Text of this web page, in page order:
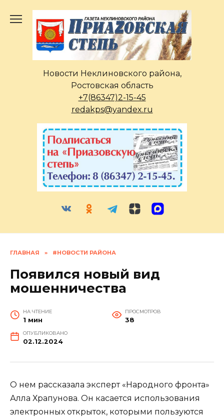
содержанию
Новости Неклиновского района,
Ростовская область
+7(86347)2-15-45
redakps@yandex.ru
ГЛАВНАЯ » #НОВОСТИ РАЙОНА
Появился новый вид
мошенничества
НА ЧТЕНИЕ
1 мин
ПРОСМОТРОВ
38
ОПУБЛИКОВАНО
02.12.2024
О нем рассказала эксперт «Народного фронта»
Алла Храпунова. Он касается использования
электронных открыток, которыми пользуются